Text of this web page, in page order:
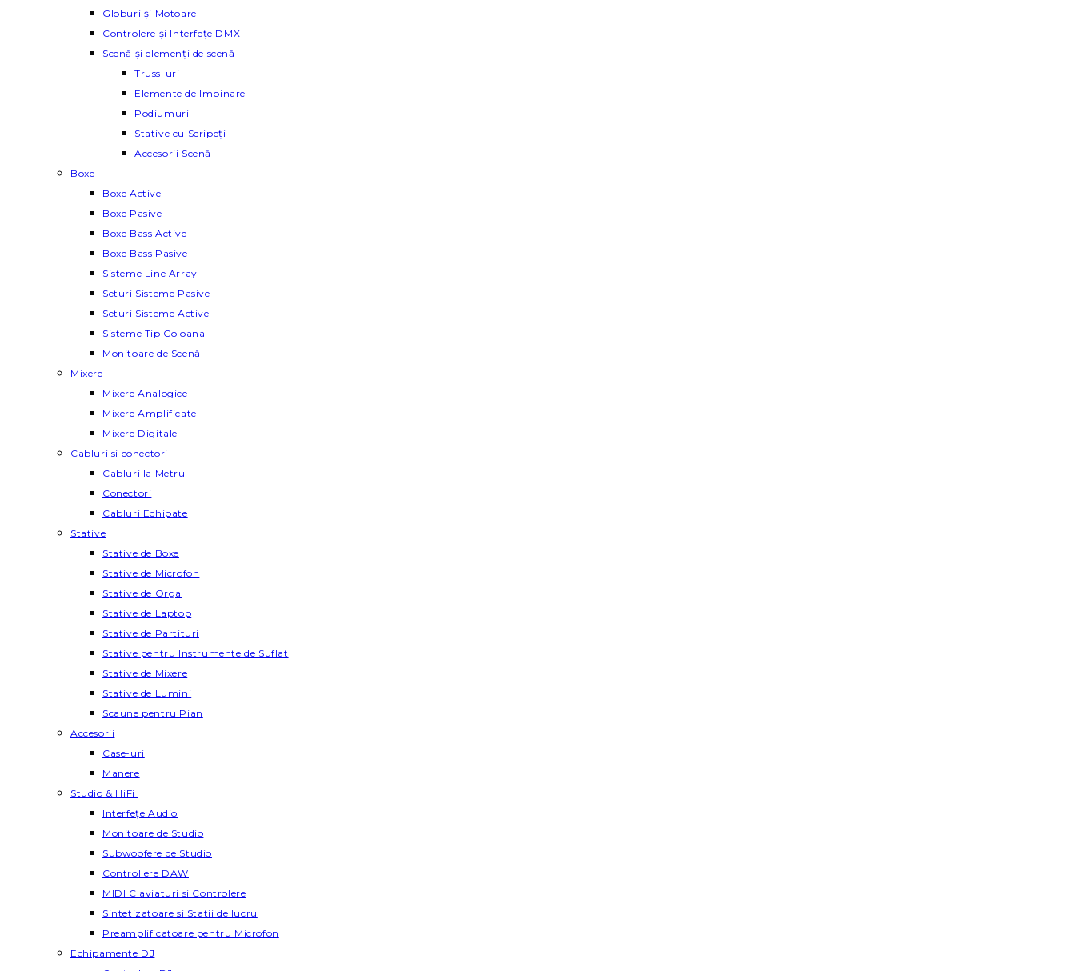
Globuri și Motoare
Controlere și Interfețe DMX
Scenă și elemenți de scenă
Truss-uri
Elemente de Imbinare
Podiumuri
Stative cu Scripeți
Accesorii Scenă
Boxe
Boxe Active
Boxe Pasive
Boxe Bass Active
Boxe Bass Pasive
Sisteme Line Array
Seturi Sisteme Pasive
Seturi Sisteme Active
Sisteme Tip Coloana
Monitoare de Scenă
Mixere
Mixere Analogice
Mixere Amplificate
Mixere Digitale
Cabluri si conectori
Cabluri la Metru
Conectori
Cabluri Echipate
Stative
Stative de Boxe
Stative de Microfon
Stative de Orga
Stative de Laptop
Stative de Partituri
Stative pentru Instrumente de Suflat
Stative de Mixere
Stative de Lumini
Scaune pentru Pian
Accesorii
Case-uri
Manere
Studio & HiFi
Interfețe Audio
Monitoare de Studio
Subwoofere de Studio
Controllere DAW
MIDI Claviaturi si Controlere
Sintetizatoare si Statii de lucru
Preamplificatoare pentru Microfon
Echipamente DJ